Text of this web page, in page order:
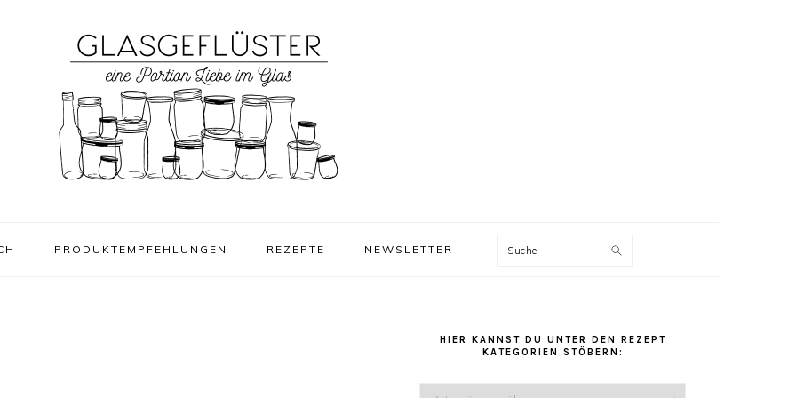
PRODUKTEMPFEHLUNGEN REZEPTE NEWSLETTER Suche
SIDEBAR
HIER KANNST DU UNTER DEN REZEPT
KATEGORIEN STÖBERN: